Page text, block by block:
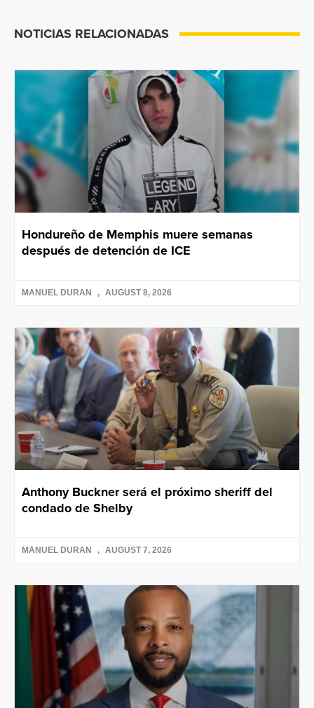
NOTICIAS RELACIONADAS
Hondureño de Memphis muere semanas
después de detención de ICE
MANUEL DURAN AUGUST 8, 2026
Anthony Buckner será el próximo sheriff del
condado de Shelby
MANUEL DURAN AUGUST 7, 2026